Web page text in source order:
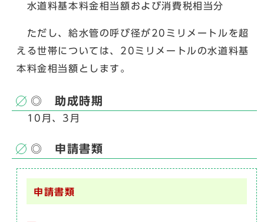
水道料基本料金相当額および消費税相当分
ただし、給水管の呼び径が20ミリメートルを超
える世帯については、20ミリメートルの水道料基
本料金相当額とします。
◎ 助成時期
10月、3月
◎ 申請書類
申請書類